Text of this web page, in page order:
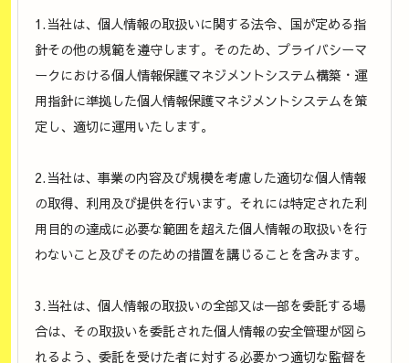
1.当社は、個人情報の取扱いに関する法令、国が定める指
針その他の規範を遵守します。そのため、プライバシーマ
ークにおける個人情報保護マネジメントシステム構築・運
用指針に準拠した個人情報保護マネジメントシステムを策
定し、適切に運用いたします。
2.当社は、事業の内容及び規模を考慮した適切な個人情報
の取得、利用及び提供を行います。それには特定された利
用目的の達成に必要な範囲を超えた個人情報の取扱いを行
わないこと及びそのための措置を講じることを含みます。
3.当社は、個人情報の取扱いの全部又は一部を委託する場
合は、その取扱いを委託された個人情報の安全管理が図ら
れるよう、委託を受けた者に対する必要かつ適切な監督を